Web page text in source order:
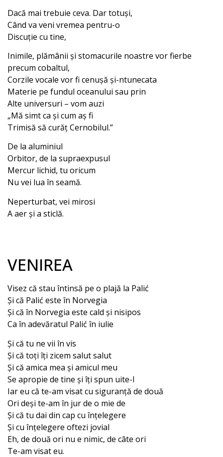
Dacă mai trebuie ceva. Dar totuși,
Când va veni vremea pentru-o
Discuție cu tine,
Inimile, plămânii și stomacurile noastre vor fierbe
precum cobaltul,
Corzile vocale vor fi cenușă și-ntunecata
Materie pe fundul oceanului sau prin
Alte universuri – vom auzi
„Mă simt ca și cum aș fi
Trimisă să curăț Cernobilul.”
De la aluminiul
Orbitor, de la supraexpusul
Mercur lichid, tu oricum
Nu vei lua în seamă.
Neperturbat, vei mirosi
A aer și a sticlă.
VENIREA
Visez că stau întinsă pe o plajă la Palić
Și că Palić este în Norvegia
Și că în Norvegia este cald și nisipos
Ca în adevăratul Palić în iulie
Și că tu ne vii în vis
Și că toți îți zicem salut salut
Și că amica mea și amicul meu
Se apropie de tine și îți spun uite-l
Iar eu că te-am visat cu siguranță de două
Ori deși te-am în jur de o mie de
Și că tu dai din cap cu înțelegere
Și cu înțelegere oftezi jovial
Eh, de două ori nu e nimic, de câte ori
Te-am visat eu.